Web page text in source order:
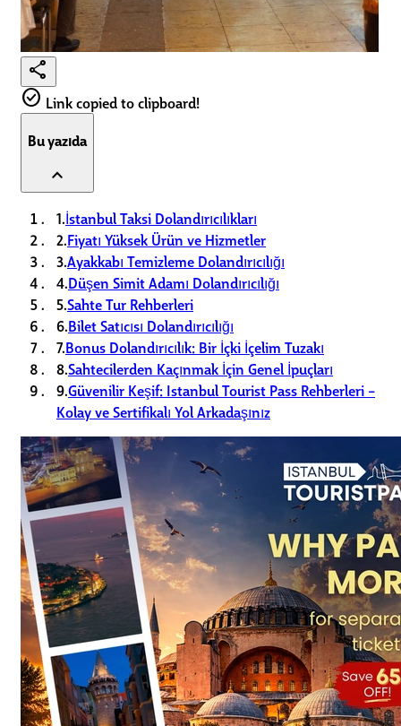
share
check_circle Link copied to clipboard!
Bu yazıda
expand_less
1.İstanbul Taksi Dolandırıcılıkları
2.Fiyatı Yüksek Ürün ve Hizmetler
3.Ayakkabı Temizleme Dolandırıcılığı
4.Düşen Simit Adamı Dolandırıcılığı
5.Sahte Tur Rehberleri
6.Bilet Satıcısı Dolandırıcılığı
7.Bonus Dolandırıcılık: Bir İçki İçelim Tuzakı
8.Sahtecilerden Kaçınmak İçin Genel İpuçları
9.Güvenilir Keşif: Istanbul Tourist Pass Rehberleri –
Kolay ve Sertifikalı Yol Arkadaşınız